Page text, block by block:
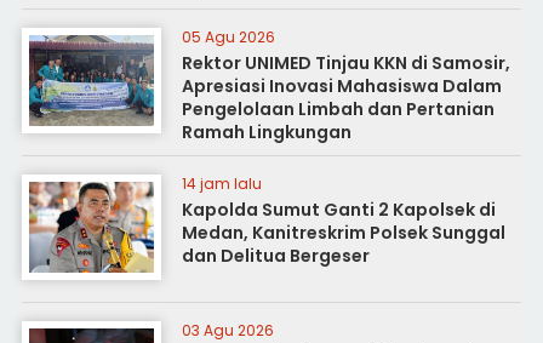
05 Agu 2026
Rektor UNIMED Tinjau KKN di Samosir,
Apresiasi Inovasi Mahasiswa Dalam
Pengelolaan Limbah dan Pertanian
Ramah Lingkungan
14 jam lalu
Kapolda Sumut Ganti 2 Kapolsek di
Medan, Kanitreskrim Polsek Sunggal
dan Delitua Bergeser
03 Agu 2026